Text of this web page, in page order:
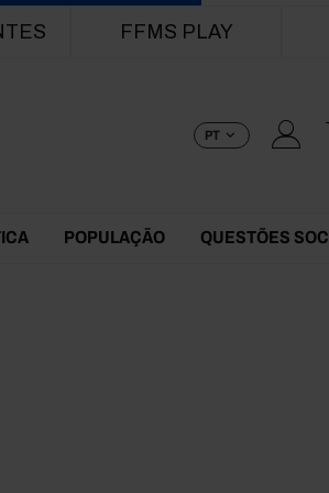
FFMS PLAY
PT
POPULAÇÃO QUESTÕES